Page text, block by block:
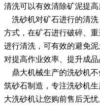
清洗可以有效清除矿泥提高
洗砂机对矿石进行的清洗
方式，在矿石进行破碎、
进行清洗，可有效的避免
对提高作业效率、提升成品
鼎大机械生产的洗砂机不
筑砂石制造，专注洗砂机
大洗砂机让您购前售后无忧